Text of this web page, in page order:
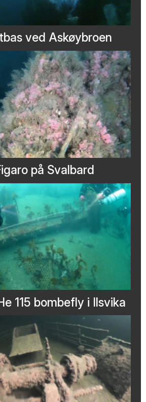
ved Askøybroen
på Svalbard
115 bombefly i Ilsvika